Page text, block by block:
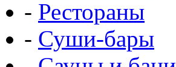
- Рестораны
- Суши-бары